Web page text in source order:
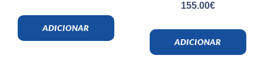
ADICIONAR
155.00€
ADICIONAR